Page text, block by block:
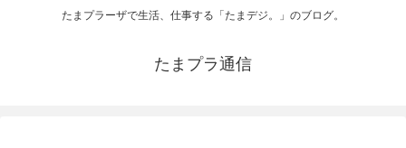
たまプラーザで生活、仕事する「たまデジ。」のブログ。
たまプラ通信